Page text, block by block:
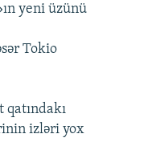
yeni üzünü
Tokio
izləri yox